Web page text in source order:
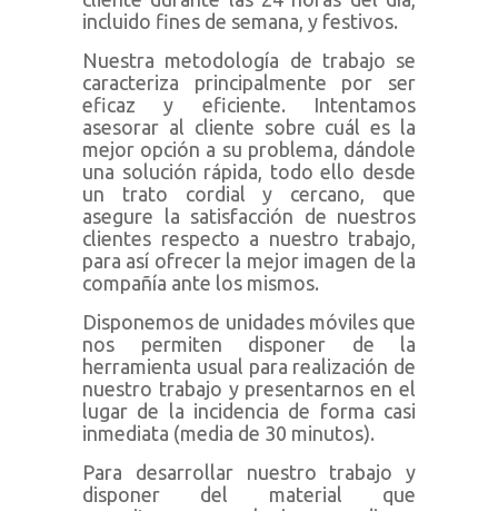
incluido fines de semana, y festivos.
Nuestra metodología de trabajo se
caracteriza principalmente por ser
eficaz y eficiente. Intentamos
asesorar al cliente sobre cuál es la
mejor opción a su problema, dándole
una solución rápida, todo ello desde
un trato cordial y cercano, que
asegure la satisfacción de nuestros
clientes respecto a nuestro trabajo,
para así ofrecer la mejor imagen de la
compañía ante los mismos.
Disponemos de unidades móviles que
nos permiten disponer de la
herramienta usual para realización de
nuestro trabajo y presentarnos en el
lugar de la incidencia de forma casi
inmediata (media de 30 minutos).
Para desarrollar nuestro trabajo y
disponer del material que